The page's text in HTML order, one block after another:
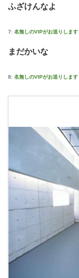
ふざけんなよ
7: 名無しのVIPがお送りします
まだかいな
8: 名無しのVIPがお送りします